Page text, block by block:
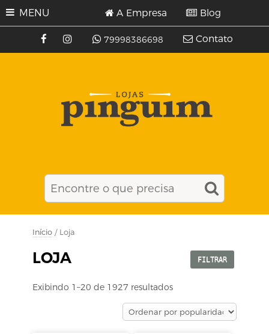
MENU
79998386698
A Empresa Blog
Contato
Início / Loja
LOJA FILTRAR
Exibindo 1–20 de 1927 resultados